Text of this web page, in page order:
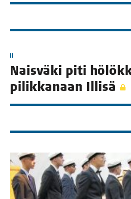
II
Nais­vä­ki piti
pilik­ka­naan Illisä